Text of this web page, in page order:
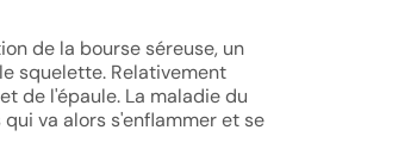
de la bourse séreuse, un
squelette. Relativement
de l'épaule. La maladie du
va alors s'enflammer et se